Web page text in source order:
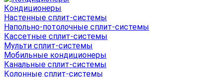
Кондиционеры
Настенные сплит-системы
Напольно-потолочные сплит-системы
Кассетные сплит-системы
Мульти сплит-системы
Мобильные кондиционеры
Канальные сплит-системы
Колонные сплит-системы